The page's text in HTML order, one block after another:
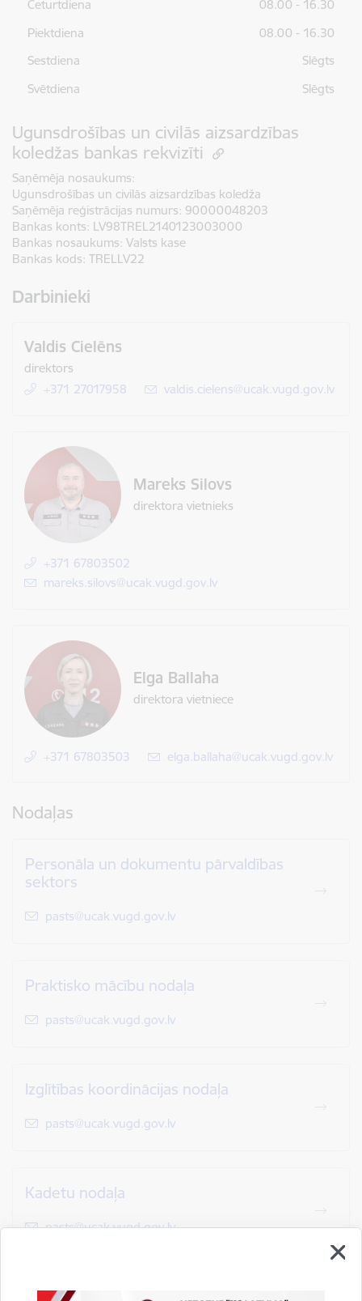
Ceturtdiena
08.00 - 16.30
Piektdiena
08.00 - 16.30
Sestdiena
Slēgts
Svētdiena
Slēgts
Ugunsdrošības un civilās aizsardzības
koledžas bankas rekvizīti
Saņēmēja nosaukums:
Ugunsdrošības un civilās aizsardzības koledža
Saņēmēja reģistrācijas numurs: 90000048203
Bankas konts: LV98TREL2140123003000
Bankas nosaukums: Valsts kase
Bankas kods: TRELLV22
Darbinieki
Valdis Cielēns
direktors
+371 27017958
E-pasts:
valdis.cielens@ucak.vugd.gov.lv
Mareks Silovs
direktora vietnieks
+371 67803502
E-pasts:
mareks.silovs@ucak.vugd.gov.lv
Elga Ballaha
direktora vietniece
+371 67803503 E-pasts:
elga.ballaha@ucak.vugd.gov.lv
Nodaļas
Personāla un dokumentu pārvaldības
sektors
E-pasts:
pasts@ucak.vugd.gov.lv
Praktisko mācību nodaļa
E-pasts:
pasts@ucak.vugd.gov.lv
Izglītības koordinācijas nodaļa
E-pasts:
pasts@ucak.vugd.gov.lv
Kadetu nodaļa
E-pasts:
pasts@ucak.vugd.gov.lv
Ugunsdrošības un civilās aizsardzības